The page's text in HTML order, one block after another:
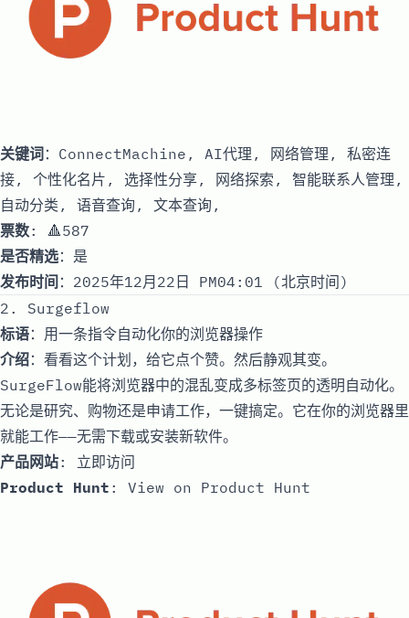
关键词 ：ConnectMachine, AI代理, 网络管理, 私密连
接, 个性化名片, 选择性分享, 网络探索, 智能联系人管理,
自动分类, 语音查询, 文本查询,
票数: 🔺587
是否精选：是
发布时间 ：2025年12月22日 PM04:01 (北京时间)
2. Surgeflow
标语：用一条指令自动化你的浏览器操作
介绍：看看这个计划，给它点个赞。然后静观其变。
SurgeFlow能将浏览器中的混乱变成多标签页的透明自动化。
无论是研究、购物还是申请工作，一键搞定。它在你的浏览器里
就能工作——无需下载或安装新软件。
产品网站: 立即访问
Product Hunt : View on Product Hunt